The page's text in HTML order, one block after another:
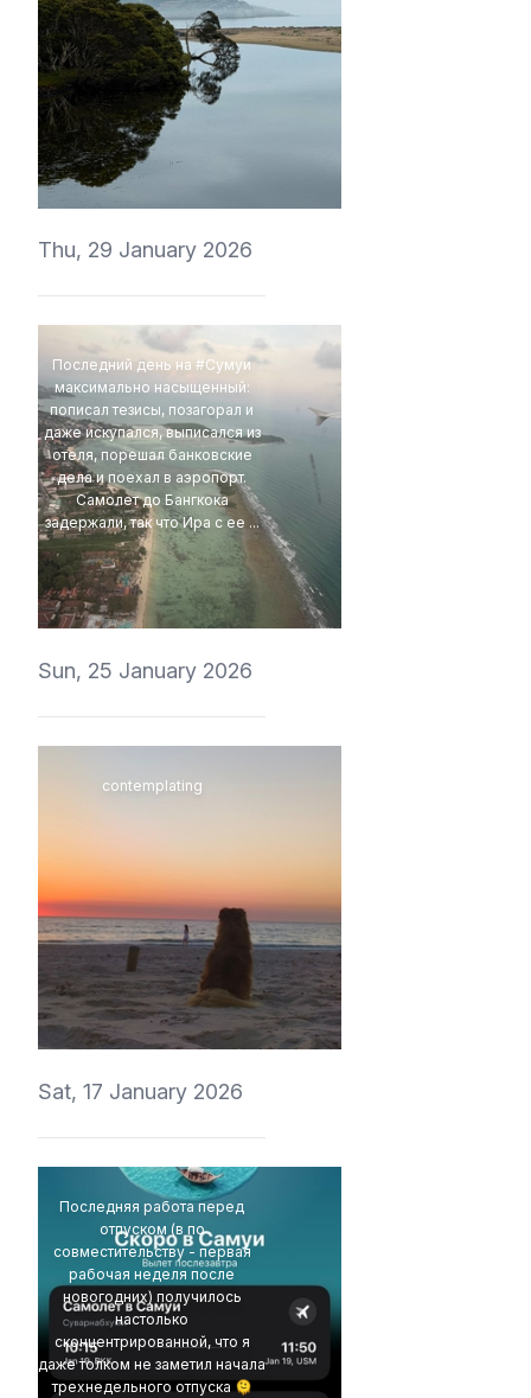
4Eki
Thu, 29 January 2026
Последний день на #Сумуи
максимально насыщенный:
пописал тезисы, позагорал и
даже искупался, выписался из
отеля, порешал банковские
дела и поехал в аэропорт.
Самолет до Бангкока
задержали, так что Ира с ее ...
4Eki
Sun, 25 January 2026
contemplating
perov_aleksei
Sat, 17 January 2026
Последняя работа перед
отпуском (в по
совместительству - первая
рабочая неделя после
новогодних) получилось
настолько
сконцентрированной, что я
даже толком не заметил начала
трехнедельного отпуска 🫠